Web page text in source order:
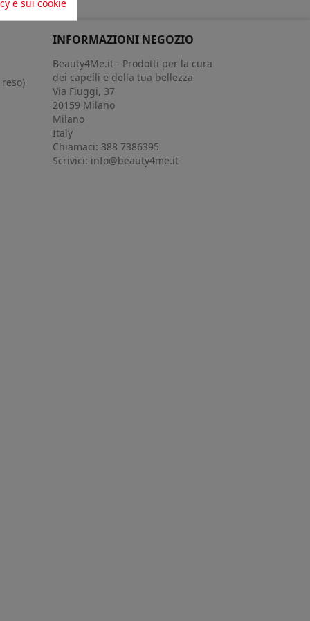
INFORMAZIONI NEGOZIO
Beauty4Me.it - Prodotti per la cura
dei capelli e della tua bellezza
Via Fiuggi, 37
20159 Milano
Milano
Italy
Chiamaci: 388 7386395
Scrivici: info@beauty4me.it
e sui cookie